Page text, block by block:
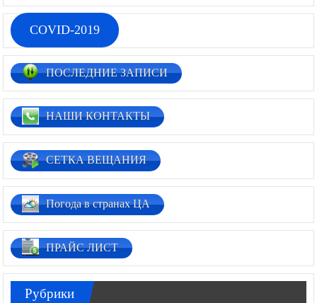
COVID-2019
ПОСЛЕДНИЕ ЗАПИСИ
НАШИ КОНТАКТЫ
СЕТКА ВЕЩАНИЯ
Погода в странах ЦА
ПРАЙС ЛИСТ
Рубрики